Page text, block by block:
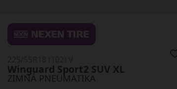
ZIMNÁ PNEUMATIKA
WinterHawk 4 XL